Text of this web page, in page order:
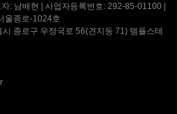
: 남배현 | 사업자등록번호: 292-85-01100 |
울종로-1024호
종로구 우정국로 56(견지동 71) 템플스테